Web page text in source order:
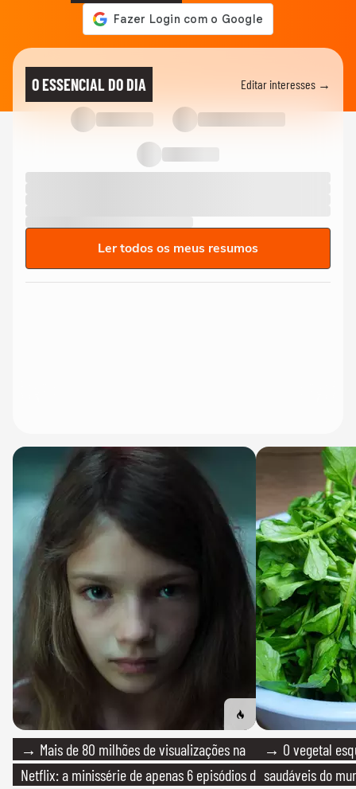
O ESSENCIAL DO DIA Editar interesses →
Ler todos os meus resumos
→ Mais de 80 milhões de visualizações na
Netflix: a minissérie de apenas 6 episódios de
→ O vegetal
saudáveis do